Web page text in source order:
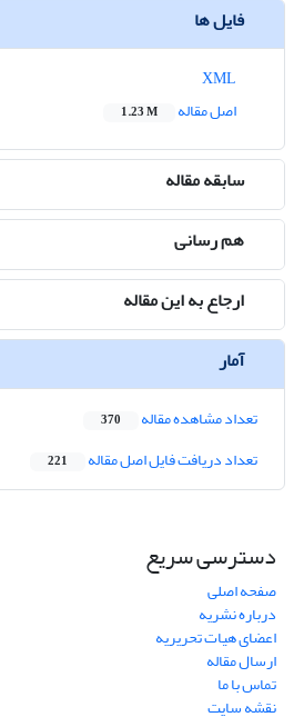
فایل ها
اصل مقاله
1.23 M
سابقه مقاله
هم رسانی
ارجاع به این مقاله
آمار
تعداد مشاهده مقاله 370
تعداد دریافت فایل اصل مقاله 221
دسترسی سریع
صفحه اصلی
درباره نشریه
اعضای هیات تحریریه
ارسال مقاله
تماس با ما
نقشه سایت